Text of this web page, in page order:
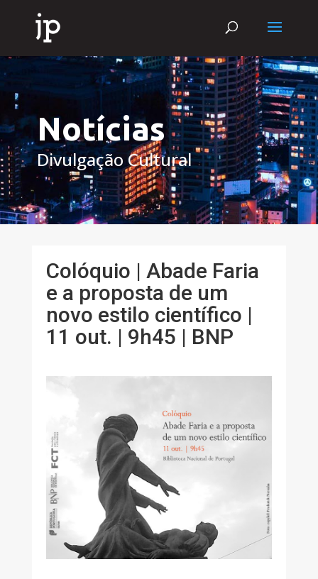
Notícias
Divulgação Cultural
Colóquio | Abade Faria
e a proposta de um
novo estilo científico |
11 out. | 9h45 | BNP